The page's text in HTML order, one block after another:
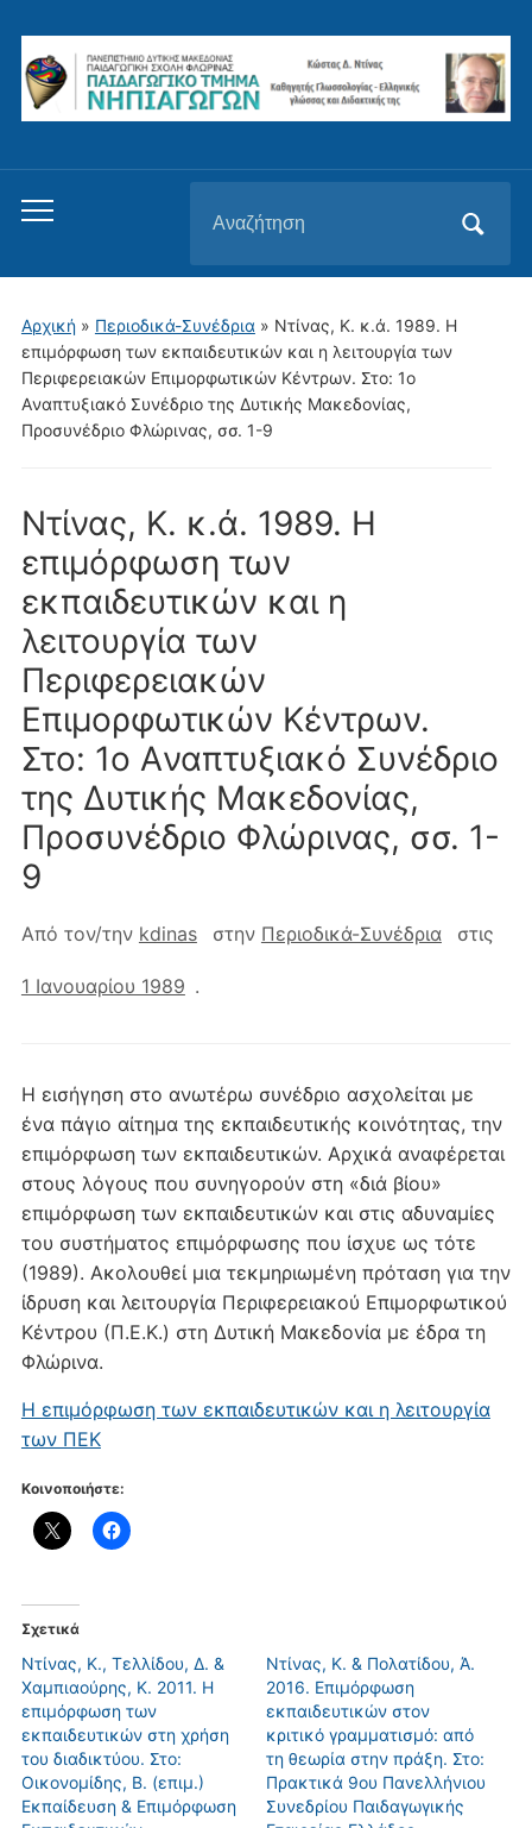
Εναλλαγή
μενού
για
κινητά
για:
Αρχική» Περιοδικά-Συνέδρια » Ντίνας, Κ. κ.ά. 1989. H
επιμόρφωση των εκπαιδευτικών και η λειτουργία των
Περιφερειακών Eπιμορφωτικών Kέντρων. Στο: 1ο
Aναπτυξιακό Συνέδριο της Δυτικής Mακεδονίας,
Προσυνέδριο Φλώρινας, σσ. 1-9
Ντίνας, Κ. κ.ά. 1989. H
επιμόρφωση των
εκπαιδευτικών και η
λειτουργία των
Περιφερειακών
Eπιμορφωτικών Kέντρων.
Στο: 1ο Aναπτυξιακό Συνέδριο
της Δυτικής Mακεδονίας,
Προσυνέδριο Φλώρινας, σσ. 1-
9
Από τον/την kdinas στην Περιοδικά-Συνέδρια στις
1 Ιανουαρίου 1989 .
H εισήγηση στο ανωτέρω συνέδριο ασχολείται με
ένα πάγιο αίτημα της εκπαιδευτικής κοινότητας, την
επιμόρφωση των εκπαιδευτικών. Aρχικά αναφέρεται
στους λόγους που συνηγορούν στη «διά βίου»
επιμόρφωση των εκπαιδευτικών και στις αδυναμίες
του συστήματος επιμόρφωσης που ίσχυε ως τότε
(1989). Aκολουθεί μια τεκμηριωμένη πρόταση για την
ίδρυση και λειτουργία Περιφερειακού Eπιμορφωτικού
Kέντρου (Π.E.K.) στη Δυτική Mακεδονία με έδρα τη
Φλώρινα.
H επιμόρφωση των εκπαιδευτικών και η λειτουργία
των ΠΕΚ
Κοινοποιήστε:
Σχετικά
Ντίνας, Κ., Τελλίδου, Δ. &
Χαμπιαούρης, Κ. 2011. Η
επιμόρφωση των
εκπαιδευτικών στη χρήση
του διαδικτύου. Στο:
Οικονομίδης, Β. (επιμ.)
Εκπαίδευση & Επιμόρφωση
Ντίνας, K. & Πολατίδου, Ά.
2016. Επιμόρφωση
εκπαιδευτικών στον
κριτικό γραμματισμό: από
τη θεωρία στην πράξη. Στο:
Πρακτικά 9oυ Πανελλήνιου
Συνεδρίου Παιδαγωγικής